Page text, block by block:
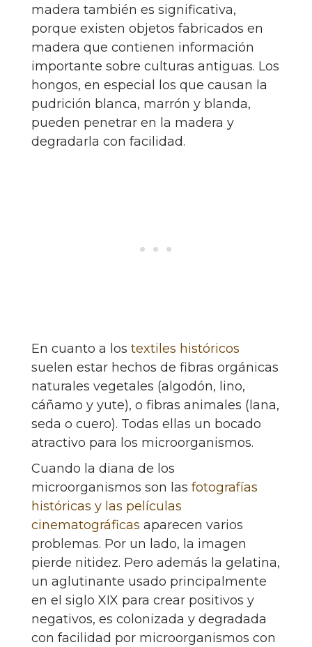
madera también es significativa,
porque existen objetos fabricados en
madera que contienen información
importante sobre culturas antiguas. Los
hongos, en especial los que causan la
pudrición blanca, marrón y blanda,
pueden penetrar en la madera y
degradarla con facilidad.
En cuanto a los textiles históricos
suelen estar hechos de fibras orgánicas
naturales vegetales (algodón, lino,
cáñamo y yute), o fibras animales (lana,
seda o cuero). Todas ellas un bocado
atractivo para los microorganismos.
Cuando la diana de los
microorganismos son las fotografías
históricas y las películas
cinematográficas aparecen varios
problemas. Por un lado, la imagen
pierde nitidez. Pero además la gelatina,
un aglutinante usado principalmente
en el siglo XIX para crear positivos y
negativos, es colonizada y degradada
con facilidad por microorganismos con